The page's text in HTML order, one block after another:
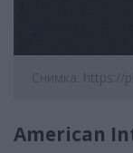
Снимка: https://
American